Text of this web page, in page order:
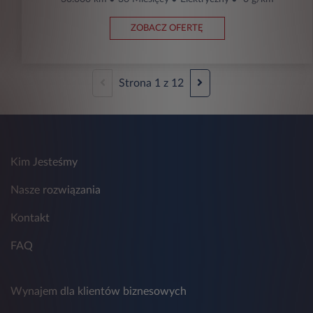
ZOBACZ OFERTĘ
Strona 1 z 12
Kim Jesteśmy
Nasze rozwiązania
Kontakt
FAQ
Wynajem dla klientów biznesowych